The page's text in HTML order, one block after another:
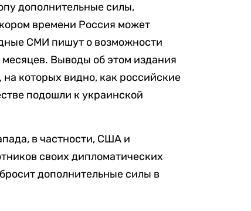
дополнительные силы,
времени Россия может
СМИ пишут о возможности
Выводы об этом издания
которых видно, как российские
подошли к украинской
в частности, США и
своих дипломатических
дополнительные силы в